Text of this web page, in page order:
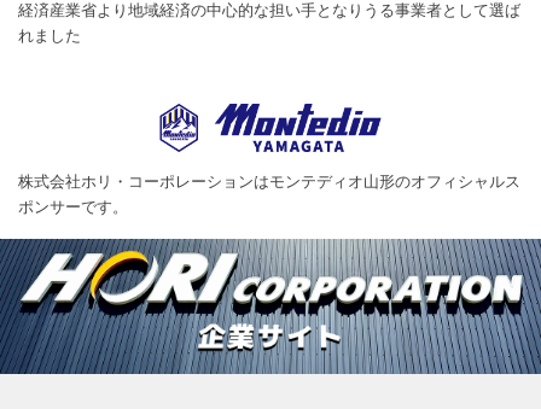
経済産業省より地域経済の中心的な担い手となりうる事業者として選ば
れました
株式会社ホリ・コーポレーションはモンテディオ山形のオフィシャルス
ポンサーです。